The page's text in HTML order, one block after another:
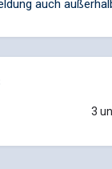
auch
3